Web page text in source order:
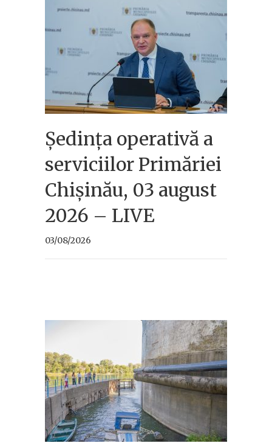
Ședința operativă a
serviciilor Primăriei
Chișinău, 03 august
2026 – LIVE
03/08/2026